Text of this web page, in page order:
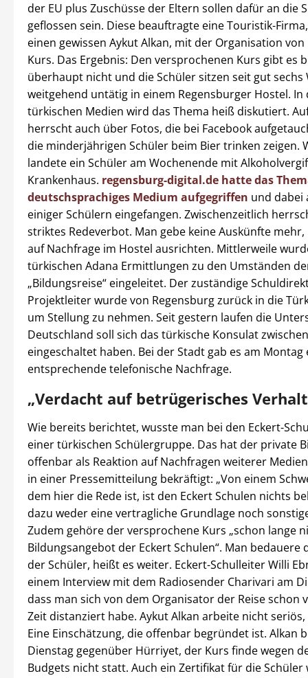
der EU plus Zuschüsse der Eltern sollen dafür an die
geflossen sein. Diese beauftragte eine Touristik-
einen gewissen Aykut Alkan, mit der Organisation von
Kurs. Das Ergebnis: Den versprochenen Kurs gibt es
überhaupt nicht und die Schüler sitzen seit gut sechs
weitgehend untätig in einem Regensburger Hostel. In
türkischen Medien wird das Thema heiß diskutiert.
herrscht auch über Fotos, die bei Facebook
die minderjährigen Schüler beim Bier trinken zeigen.
landete ein Schüler am Wochenende mit
Krankenhaus. regensburg-digital.de hatte das
deutschsprachiges Medium aufgegriffen und dabei
einiger Schülern eingefangen. Zwischenzeitlich
striktes Redeverbot. Man gebe keine Auskünfte
auf Nachfrage im Hostel ausrichten. Mittlerweile
türkischen Adana Ermittlungen zu den Umständen
„Bildungsreise“ eingeleitet. Der zuständige
Projektleiter wurde von Regensburg zurück in die
um Stellung zu nehmen. Seit gestern laufen die
Deutschland soll sich das türkische Konsulat
eingeschaltet haben. Bei der Stadt gab es am Montag
entsprechende telefonische Nachfrage.
„Verdacht auf betrügerisches
Wie bereits berichtet, wusste man bei den Eckert-
einer türkischen Schülergruppe. Das hat der private
offenbar als Reaktion auf Nachfragen weiterer
in einer Pressemitteilung bekräftigt: „Von einem
dem hier die Rede ist, ist den Eckert Schulen nichts
dazu weder eine vertragliche Grundlage noch
Zudem gehöre der versprochene Kurs „schon lange
Bildungsangebot der Eckert Schulen“. Man bedauere
der Schüler, heißt es weiter. Eckert-Schulleiter Willi
einem Interview mit dem Radiosender Charivari am
dass man sich von dem Organisator der Reise schon
Zeit distanziert habe. Aykut Alkan arbeite nicht seriös,
Eine Einschätzung, die offenbar begründet ist. Alkan
Dienstag gegenüber Hürriyet, der Kurs finde wegen
Budgets nicht statt. Auch ein Zertifikat für die Schüler